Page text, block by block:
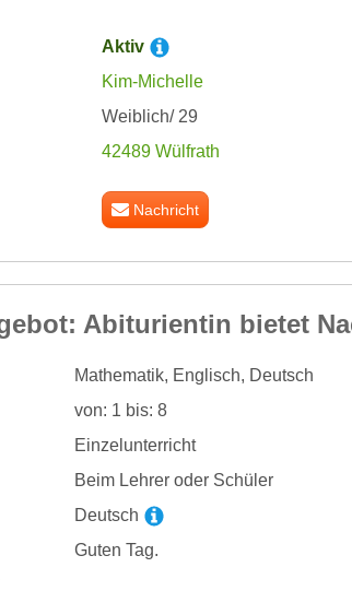
Aktiv
Kim-Michelle
Weiblich/ 29
42489 Wülfrath
Nachricht
Abiturientin bietet
Mathematik, Englisch, Deutsch
von: 1 bis: 8
Einzelunterricht
Beim Lehrer oder Schüler
Deutsch
Guten Tag.